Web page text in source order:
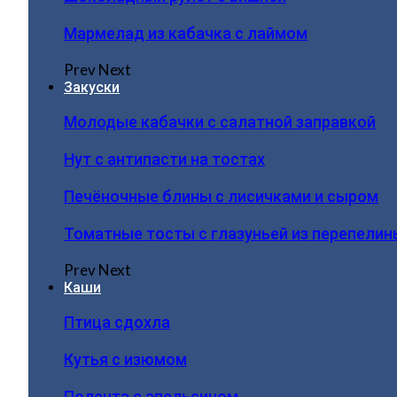
Мармелад из кабачка с лаймом
PrevNext
Закуски
Молодые кабачки с салатной заправкой
Нут с антипасти на тостах
Печёночные блины с лисичками и сыром
Томатные тосты с глазуньей из
PrevNext
Каши
Птица сдохла
Кутья с изюмом